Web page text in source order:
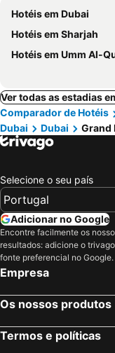
Hotéis em Dubai
Hotéis em Sharjah
Hotéis em Umm Al-
Ver todas as estadias
Comparador de Hotéis
Dubai
Dubai Grand
Selecione o seu país
Adicionar no Google
Encontre facilmente os
resultados: adicione o
fonte preferencial no Google.
Empresa
Os nossos produtos
Termos e políticas